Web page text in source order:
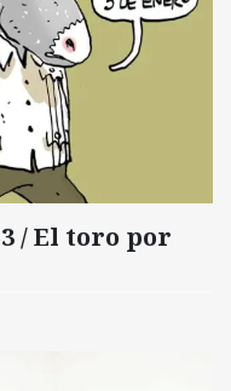
/ El toro por